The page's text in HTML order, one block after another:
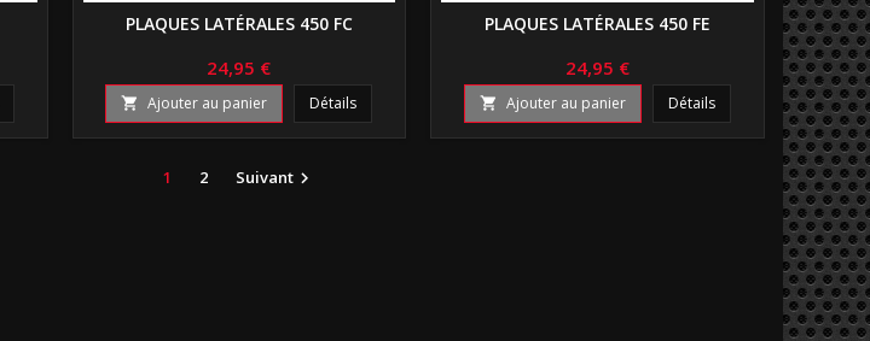
PLAQUES LATÉRALES 450 FC
24,95 €
 Ajouter au panier Détails
PLAQUES LATÉRALES 450 FE
24,95 €
 Ajouter au panier Détails
1 2 Suivant 